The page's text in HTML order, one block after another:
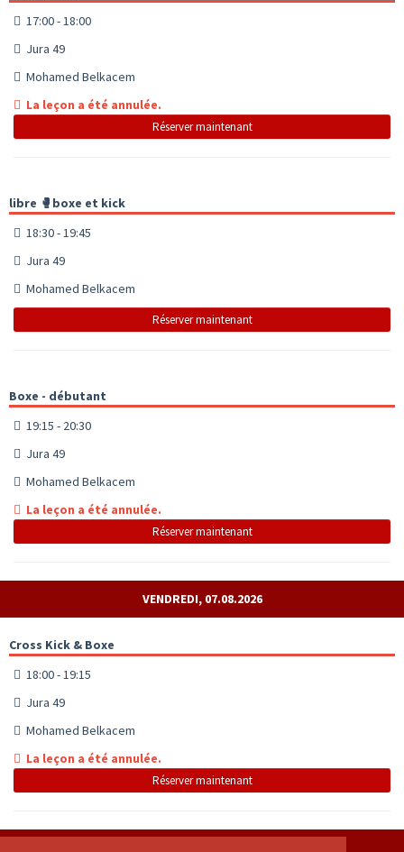
17:00 - 18:00
Jura 49
Mohamed Belkacem
La leçon a été annulée.
Réserver maintenant
libre 🥊boxe et kick
18:30 - 19:45
Jura 49
Mohamed Belkacem
Réserver maintenant
Boxe - débutant
19:15 - 20:30
Jura 49
Mohamed Belkacem
La leçon a été annulée.
Réserver maintenant
VENDREDI, 07.08.2026
Cross Kick & Boxe
18:00 - 19:15
Jura 49
Mohamed Belkacem
La leçon a été annulée.
Réserver maintenant